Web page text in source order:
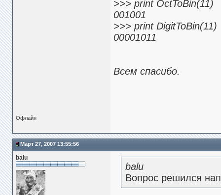
>>> print OctToBin(11)
001001
>>> print DigitToBin(11)
00001011
Всем спасибо.
Офлайн
Март 27, 2007 13:55:56
balu
balu
Вопрос решился